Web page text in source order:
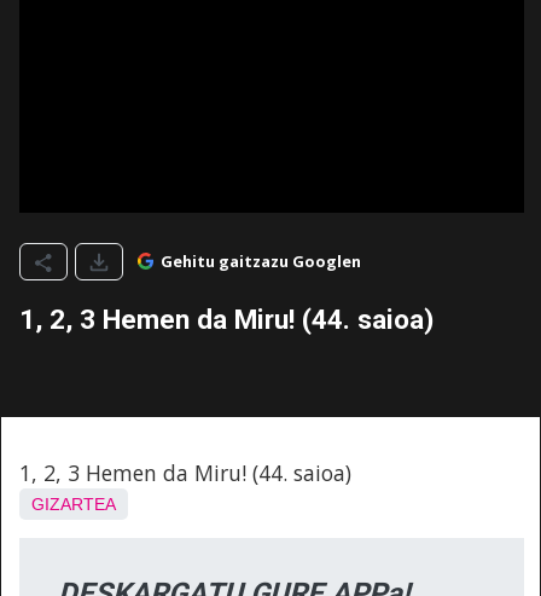
Gehitu gaitzazu Googlen
1, 2, 3 Hemen da Miru! (44. saioa)
1, 2, 3 Hemen da Miru! (44. saioa)
GIZARTEA